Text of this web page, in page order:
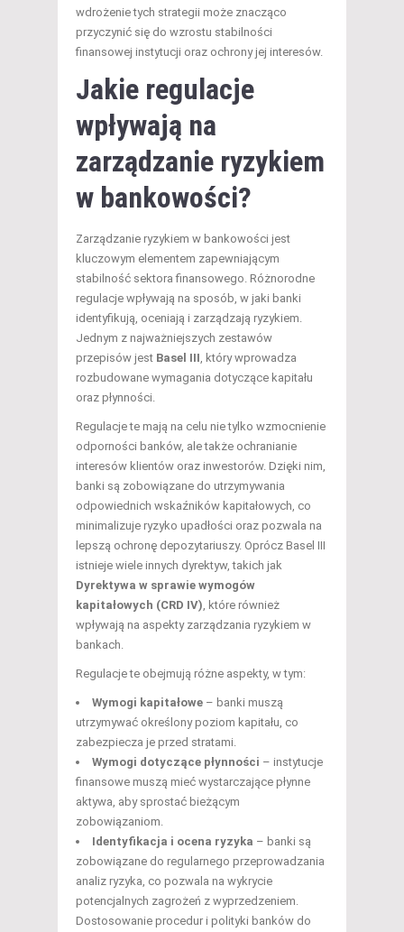
wdrożenie tych strategii może znacząco
przyczynić się do wzrostu stabilności
finansowej instytucji oraz ochrony jej interesów.
Jakie regulacje
wpływają na
zarządzanie ryzykiem
w bankowości?
Zarządzanie ryzykiem w bankowości jest
kluczowym elementem zapewniającym
stabilność sektora finansowego. Różnorodne
regulacje wpływają na sposób, w jaki banki
identyfikują, oceniają i zarządzają ryzykiem.
Jednym z najważniejszych zestawów
przepisów jest Basel III , który wprowadza
rozbudowane wymagania dotyczące kapitału
oraz płynności.
Regulacje te mają na celu nie tylko wzmocnienie
odporności banków, ale także ochranianie
interesów klientów oraz inwestorów. Dzięki nim,
banki są zobowiązane do utrzymywania
odpowiednich wskaźników kapitałowych, co
minimalizuje ryzyko upadłości oraz pozwala na
lepszą ochronę depozytariuszy. Oprócz Basel III
istnieje wiele innych dyrektyw, takich jak
Dyrektywa w sprawie wymogów
kapitałowych (CRD IV) , które również
wpływają na aspekty zarządzania ryzykiem w
bankach.
Regulacje te obejmują różne aspekty, w tym:
Wymogi kapitałowe – banki muszą
utrzymywać określony poziom kapitału, co
zabezpiecza je przed stratami.
Wymogi dotyczące płynności – instytucje
finansowe muszą mieć wystarczające płynne
aktywa, aby sprostać bieżącym
zobowiązaniom.
Identyfikacja i ocena ryzyka – banki są
zobowiązane do regularnego przeprowadzania
analiz ryzyka, co pozwala na wykrycie
potencjalnych zagrożeń z wyprzedzeniem.
Dostosowanie procedur i polityki banków do